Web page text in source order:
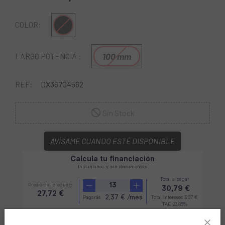
COLOR: Negro
LARGO POTENCIA : 100 mm
REF: DX36704562
AVÍSAME CUANDO ESTÉ DISPONIBLE